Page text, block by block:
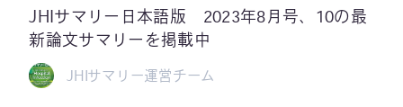
JHIサマリー日本語版 2023年8月号、10の最
新論文サマリーを掲載中
JHIサマリー運営チーム